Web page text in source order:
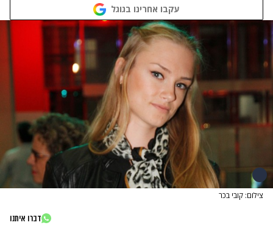
עקבו אחרינו בגוגל
צילום: קובי בכר
דברו איתנו